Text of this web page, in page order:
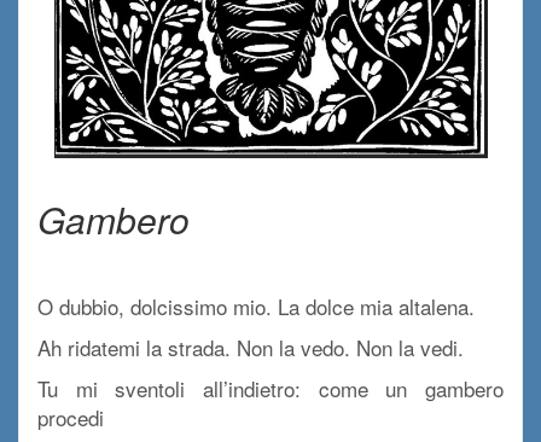
Gambero
O dubbio, dolcissimo mio. La dolce mia altalena.
Ah ridatemi la strada. Non la vedo. Non la vedi.
Tu mi sventoli all’indietro: come un gambero
procedi